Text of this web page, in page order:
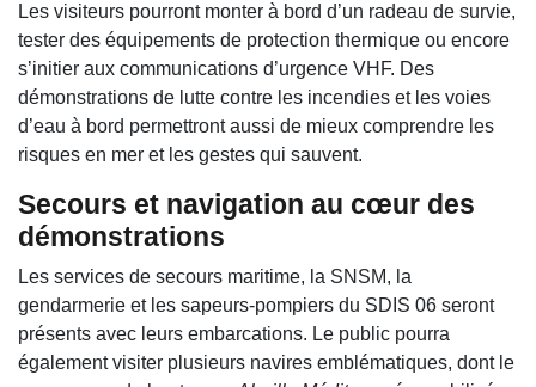
Les visiteurs pourront monter à bord d’un radeau de survie,
tester des équipements de protection thermique ou encore
s’initier aux communications d’urgence VHF. Des
démonstrations de lutte contre les incendies et les voies
d’eau à bord permettront aussi de mieux comprendre les
risques en mer et les gestes qui sauvent.
Secours et navigation au cœur des
démonstrations
Les services de secours maritime, la SNSM, la
gendarmerie et les sapeurs-pompiers du SDIS 06 seront
présents avec leurs embarcations. Le public pourra
également visiter plusieurs navires emblématiques, dont le